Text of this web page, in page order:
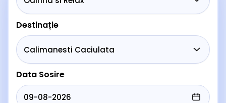
Destinație
Data Sosire